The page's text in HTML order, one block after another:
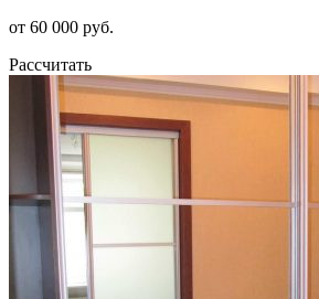
от 60 000 руб.
Рассчитать